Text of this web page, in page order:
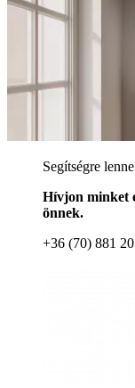
Segítségre
Hívjon minket
önnek.
+36 (70) 881